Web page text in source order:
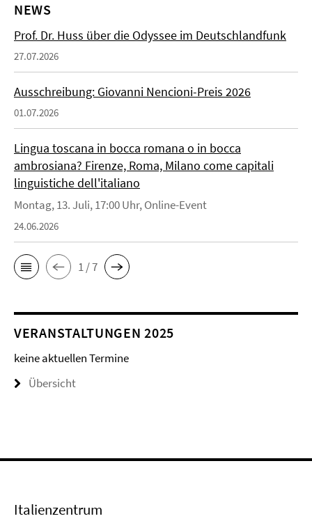
NEWS
Prof. Dr. Huss über die Odyssee im Deutschlandfunk
27.07.2026
Ausschreibung: Giovanni Nencioni-Preis 2026
01.07.2026
Lingua toscana in bocca romana o in bocca
ambrosiana? Firenze, Roma, Milano come capitali
linguistiche dell'italiano
Montag, 13. Juli, 17:00 Uhr, Online-Event
24.06.2026
1 / 7
VERANSTALTUNGEN 2025
keine aktuellen Termine
Übersicht
Italienzentrum